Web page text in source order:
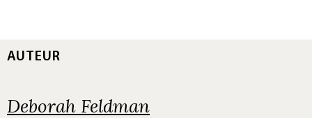
AUTEUR
Deborah Feldman